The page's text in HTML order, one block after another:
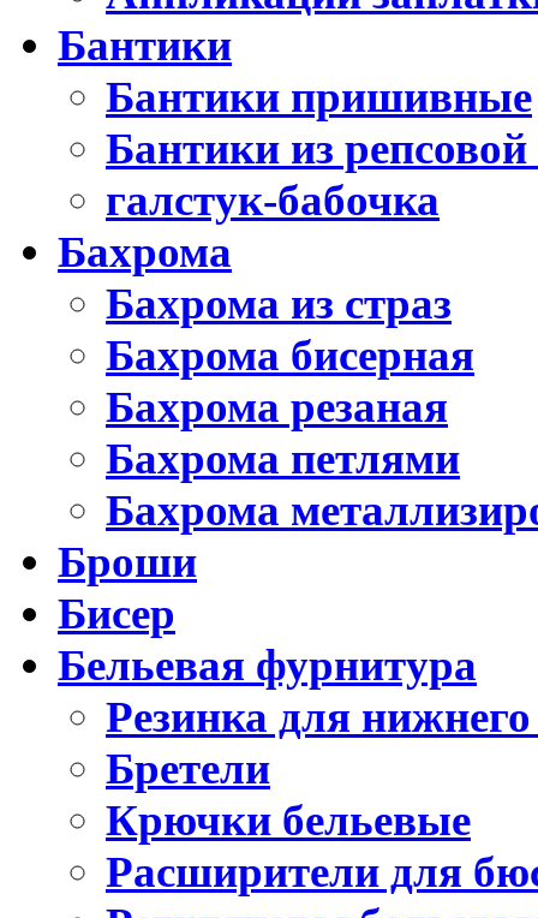
Бантики
Бантики пришивные
Бантики из
галстук-бабочка
Бахрома
Бахрома из страз
Бахрома бисерная
Бахрома резаная
Бахрома петлями
Бахрома
Броши
Бисер
Бельевая фурнитура
Резинка для
Бретели
Крючки бельевые
Расширители для